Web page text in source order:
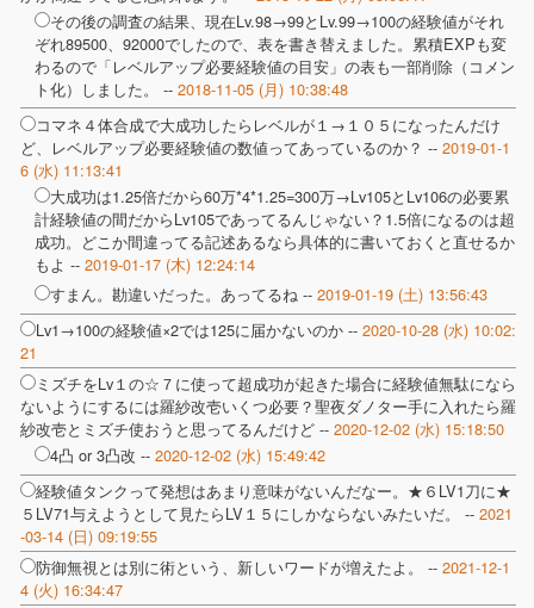
その後の調査の結果、現在Lv.98→99とLv.99→100の経験値がそれ
ぞれ89500、92000でしたので、表を書き替えました。累積EXPも変
わるので「レベルアップ必要経験値の目安」の表も一部削除（コメン
ト化）しました。 -- 2018-11-05 (月) 10:38:48
コマネ４体合成で大成功したらレベルが１→１０５になったんだけ
ど、レベルアップ必要経験値の数値ってあっているのか？ -- 2019-01-1
6 (水) 11:13:41
大成功は1.25倍だから60万*4*1.25=300万→Lv105とLv106の必要累
計経験値の間だからLv105であってるんじゃない？1.5倍になるのは超
成功。どこか間違ってる記述あるなら具体的に書いておくと直せるか
もよ -- 2019-01-17 (木) 12:24:14
すまん。勘違いだった。あってるね -- 2019-01-19 (土) 13:56:43
Lv1→100の経験値×2では125に届かないのか -- 2020-10-28 (水) 10:02:
21
ミズチをLv１の☆７に使って超成功が起きた場合に経験値無駄になら
ないようにするには羅紗改壱いくつ必要？聖夜ダノター手に入れたら羅
紗改壱とミズチ使おうと思ってるんだけど -- 2020-12-02 (水) 15:18:50
4凸 or 3凸改 -- 2020-12-02 (水) 15:49:42
経験値タンクって発想はあまり意味がないんだなー。★６LV1刀に★
５LV71与えようとして見たらLV１５にしかならないみたいだ。 -- 2021
-03-14 (日) 09:19:55
防御無視とは別に術という、新しいワードが増えたよ。 -- 2021-12-1
4 (火) 16:34:47